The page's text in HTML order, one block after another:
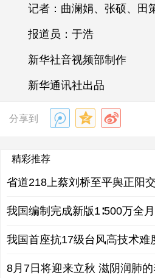
记者：曲澜娟、张硕、田
报道员：于浩
新华社音视频部制作
新华通讯社出品
分享到
精彩推荐
省道218上蔡刘桥至平舆正阳
我国编制完成新版1∶500万全
我国首座抗17级台风高技术难
8月7日将迎来立秋 滋阴润肺